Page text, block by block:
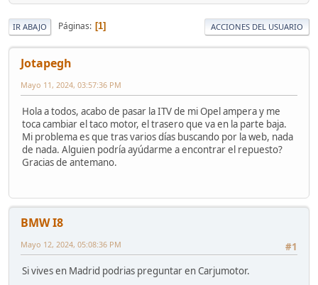
IR ABAJO Páginas 1 ACCIONES DEL USUARIO
Jotapegh
Mayo 11, 2024, 03:57:36 PM
Hola a todos, acabo de pasar la ITV de mi Opel ampera y me
toca cambiar el taco motor, el trasero que va en la parte baja.
Mi problema es que tras varios días buscando por la web, nada
de nada. Alguien podría ayúdarme a encontrar el repuesto?
Gracias de antemano.
BMW I8
#1
Mayo 12, 2024, 05:08:36 PM
Si vives en Madrid podrias preguntar en Carjumotor.